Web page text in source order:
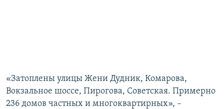
«Затоплены улицы Жени Дудник, Комарова,
Вокзальное шоссе, Пирогова, Советская. Примерно
236 домов частных и многоквартирных», –